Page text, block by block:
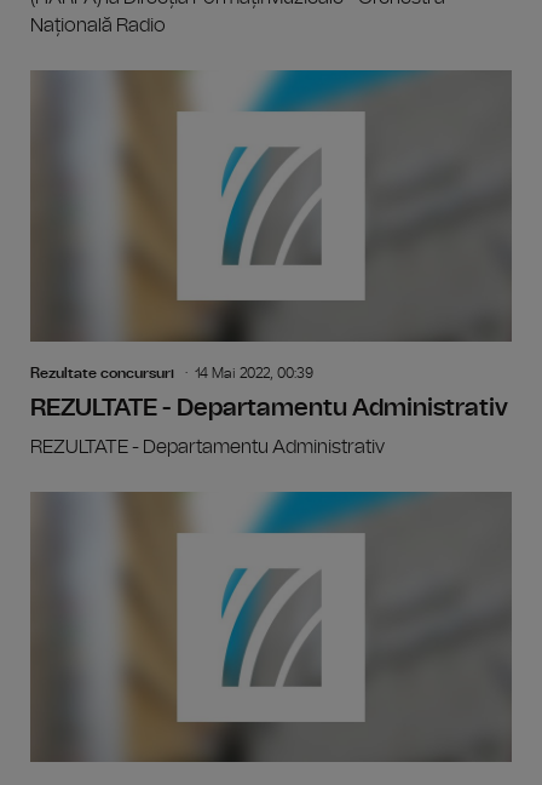
Națională Radio
Rezultate concursuri 14 Mai 2022, 00:39
REZULTATE - Departamentu Administrativ
REZULTATE - Departamentu Administrativ